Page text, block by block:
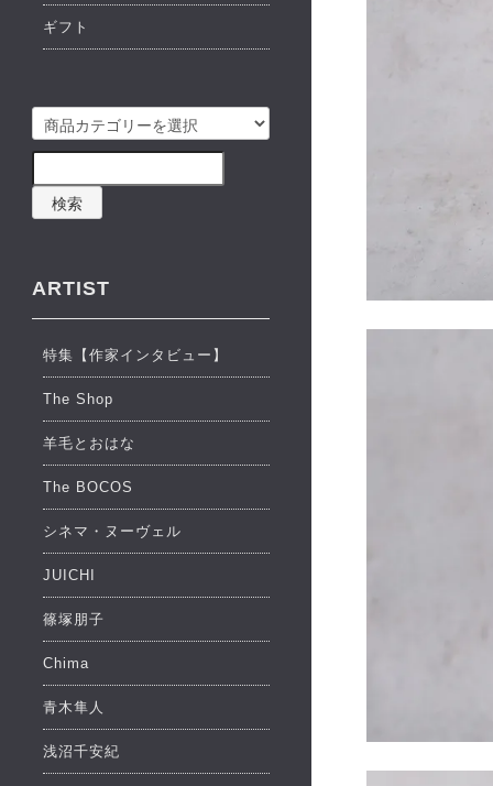
ギフト
検索
ARTIST
特集【作家インタビュー】
The Shop
羊毛とおはな
The BOCOS
シネマ・ヌーヴェル
JUICHI
篠塚朋子
Chima
青木隼人
浅沼千安紀